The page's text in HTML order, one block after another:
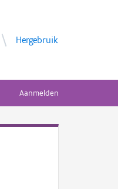
Hergebruik
Aanmelden